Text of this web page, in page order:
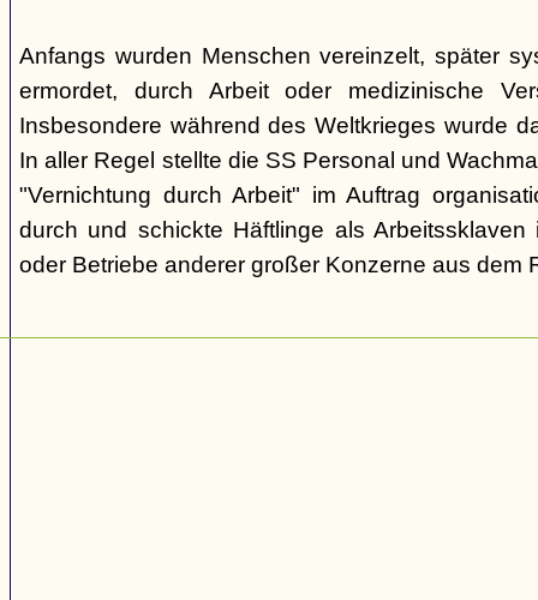
Anfangs wurden Menschen vereinzelt, später
ermordet, durch Arbeit oder medizinische
Insbesondere während des Weltkrieges wurde
In aller Regel stellte die SS Personal und
"Vernichtung durch Arbeit" im Auftrag
durch und schickte Häftlinge als Arbeitssklaven
oder Betriebe anderer großer Konzerne aus dem